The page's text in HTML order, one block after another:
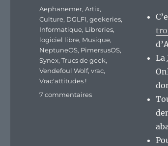
La
Étiquettes
Aephanemer,Artix,
Culture, DGLFI,geekeries,
Informatique, Libreries,
logiciel libre, Musique,
NeptuneOS, PimersusOS,
Synex,Trucs de geek,
Vendefoul Wolf,vrac,
Vrac'attitudes !
7 commentairessur